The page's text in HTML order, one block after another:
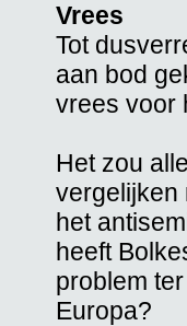
Vrees
Tot
aan bod
vrees voor
Het zou
vergelijken
het
heeft
problem
Europa?